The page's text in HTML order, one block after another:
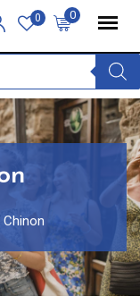
0
0